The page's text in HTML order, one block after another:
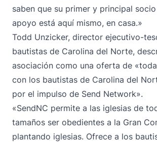
saben que su primer y principal
apoyo está aquí mismo, en casa.»
Todd Unzicker, director ejecutivo-
bautistas de Carolina del Norte,
asociación como una oferta de
con los bautistas de Carolina del
por el impulso de Send Network».
«SendNC permite a las iglesias de
tamaños ser obedientes a la Gran
plantando iglesias. Ofrece a los